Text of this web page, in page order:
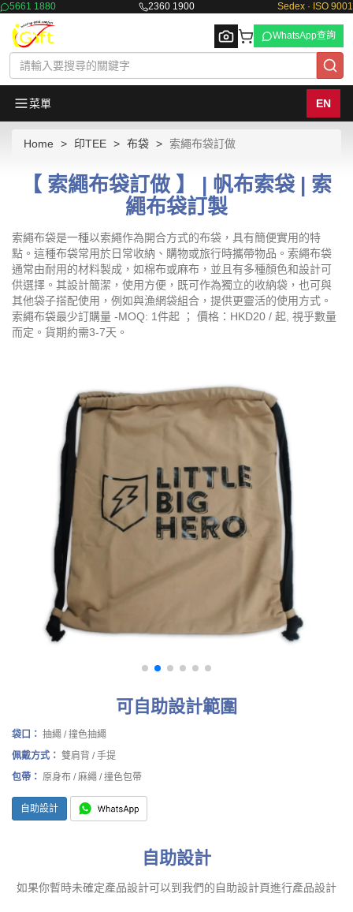
5661 1880 2360 1900 Sedex · ISO 9001
Browse
WhatsApp查詢
菜單 EN
Home 印TEE 布袋 索繩布袋訂做
【 索繩布袋訂做 】 | 帆布索袋 | 索
繩布袋訂製
索繩布袋是一種以索繩作為開合方式的布袋，具有簡便實用的特
點。這種布袋常用於日常收納、購物或旅行時攜帶物品。索繩布袋
通常由耐用的材料製成，如棉布或麻布，並且有多種顏色和設計可
供選擇。其設計簡潔，使用方便，既可作為獨立的收納袋，也可與
其他袋子搭配使用，例如與漁網袋組合，提供更靈活的使用方式。
索繩布袋最少訂購量 -MOQ: 1件起 ； 價格：HKD20 / 起, 視乎數量
而定。貨期約需3-7天。
可自助設計範圍
袋口： 抽繩 / 撞色抽繩
佩戴方式： 雙肩背 / 手提
包帶： 原身布 / 麻繩 / 撞色包帶
自助設計
自助設計
如果你暫時未確定產品設計可以到我們的自助設計頁進行產品設計